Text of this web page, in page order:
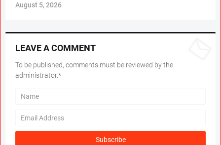
August 5, 2026
LEAVE A COMMENT
To be published, comments must be reviewed by the
administrator.*